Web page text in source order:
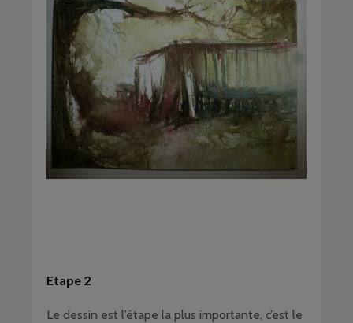
Etape 2
Le dessin est l’étape la plus importante, c’est le